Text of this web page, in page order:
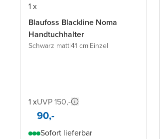
1 x
Blaufoss Blackline Noma
Handtuchhalter
Schwarz matt|41 cm|Einzel
1 xUVP 150,-
90,-
Sofort lieferbar